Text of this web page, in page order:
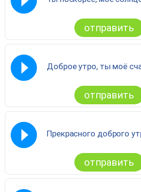
отправить
Доброе утро, ты моё
отправить
Прекрасного доброго
отправить